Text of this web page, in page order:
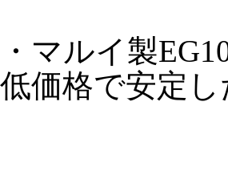
・マルイ製
低価格で安定